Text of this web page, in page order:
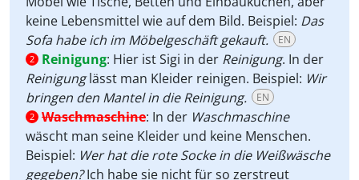
keine Lebensmittel wie auf dem Bild. Beispiel: Das
Sofa habe ich im Möbelgeschäft gekauft.
EN
2 Reinigung: Hier ist Sigi in der Reinigung. In der
Reinigunglässt man Kleider reinigen. Beispiel: Wir
bringen den Mantel in die Reinigung.
EN
2 Waschmaschine: In der Waschmaschine
wäscht man seine Kleider und keine Menschen.
Beispiel: Wer hat die rote Socke in die Weißwäsche
gegeben?Ich habe sie nicht für so zerstreut